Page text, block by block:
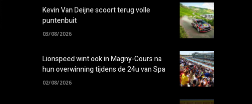
Kevin Van Deijne scoort terug volle
puntenbuit
03/08/2026
Lionspeed wint ook in Magny-Cours na
hun overwinning tijdens de 24u van Spa
02/08/2026